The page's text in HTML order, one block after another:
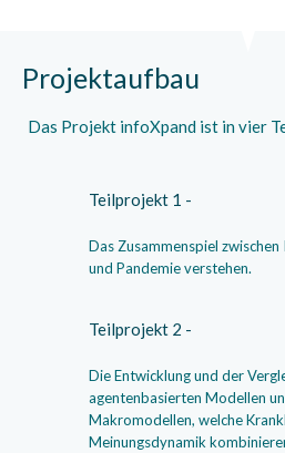
Projektaufbau
Das Projekt infoXpand ist in vier
Teilprojekt 1 -
Das Zusammenspiel
und Pandemie verstehen.
Teilprojekt 2 -
Die Entwicklung und der
agentenbasierten Modellen
Makromodellen, welche
Meinungsdynamik